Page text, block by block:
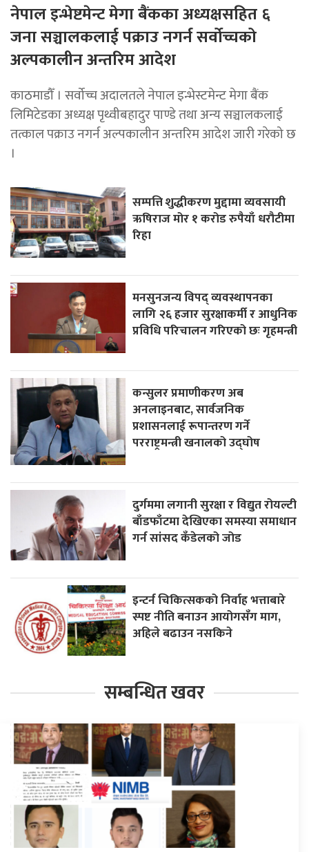
नेपाल इन्भेष्टमेन्ट मेगा बैंकका अध्यक्षसहित ६
जना सञ्चालकलाई पक्राउ नगर्न सर्वोच्चको
अल्पकालीन अन्तरिम आदेश
काठमाडौँ । सर्वोच्च अदालतले नेपाल इन्भेस्टमेन्ट मेगा बैंक
लिमिटेडका अध्यक्ष पृथ्वीबहादुर पाण्डे तथा अन्य सञ्चालकलाई
तत्काल पक्राउ नगर्न अल्पकालीन अन्तरिम आदेश जारी गरेको छ
।
सम्पत्ति शुद्धीकरण मुद्दामा व्यवसायी
ऋषिराज मोर १ करोड रुपैयाँ धरौटीमा
रिहा
मनसुनजन्य विपद् व्यवस्थापनका
लागि २६ हजार सुरक्षाकर्मी र आधुनिक
प्रविधि परिचालन गरिएको छः गृहमन्त्री
कन्सुलर प्रमाणीकरण अब
अनलाइनबाट, सार्वजनिक
प्रशासनलाई रूपान्तरण गर्ने
परराष्ट्रमन्त्री खनालको उद्घोष
दुर्गममा लगानी सुरक्षा र विद्युत रोयल्टी
बाँडफाँटमा देखिएका समस्या समाधान
गर्न सांसद कँडेलको जोड
इन्टर्न चिकित्सकको निर्वाह भत्ताबारे
स्पष्ट नीति बनाउन आयोगसँग माग,
अहिले बढाउन नसकिने
सम्बन्धित खवर